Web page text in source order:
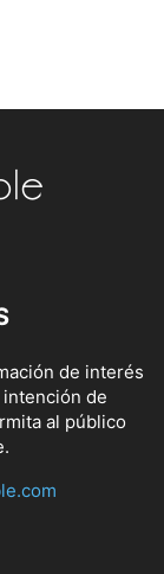
de interés
de
al público